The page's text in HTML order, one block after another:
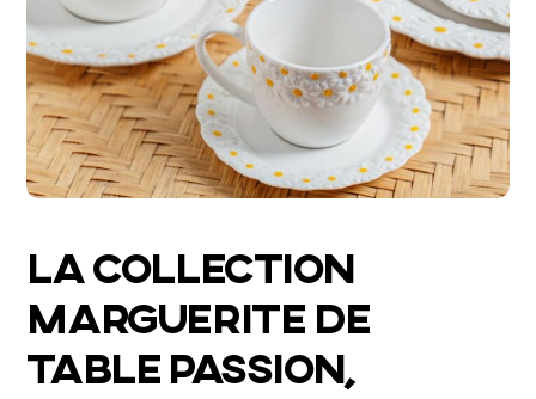
LA COLLECTION
MARGUERITE DE
TABLE PASSION,